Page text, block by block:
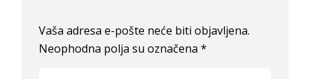
Vaša adresa e-pošte neće biti objavljena.
Neophodna polja su označena*